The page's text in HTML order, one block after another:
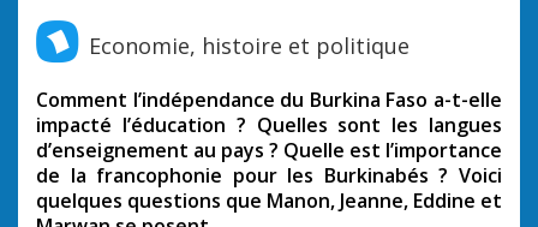
Economie, histoire et politique
Comment l’indépendance du Burkina Faso a-t-elle
impacté l’éducation ? Quelles sont les langues
d’enseignement au pays ? Quelle est l’importance
de la francophonie pour les Burkinabés ? Voici
quelques questions que Manon, Jeanne, Eddine et